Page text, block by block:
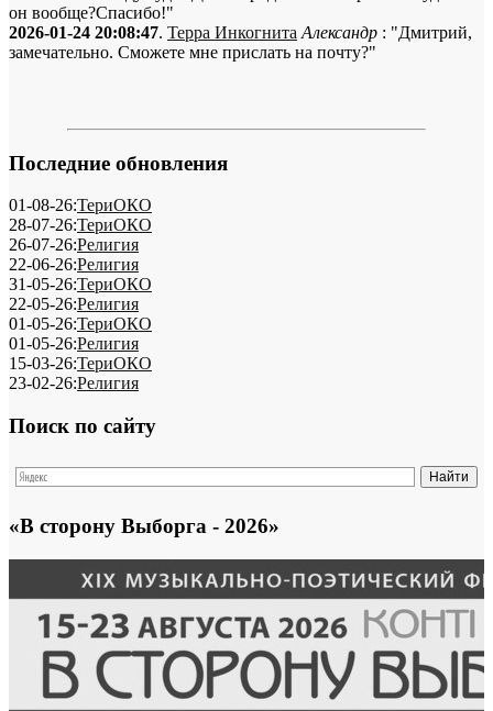
он вообще?Спасибо!"
2026-01-24 20:08:47. Терра Инкогнита Александр : "Дмитрий,
замечательно. Сможете мне прислать на почту?"
Последние обновления
01-08-26:ТериОКО
28-07-26:ТериОКО
26-07-26:Религия
22-06-26:Религия
31-05-26:ТериОКО
22-05-26:Религия
01-05-26:ТериОКО
01-05-26:Религия
15-03-26:ТериОКО
23-02-26:Религия
Поиск по сайту
«В сторону Выборга - 2026»